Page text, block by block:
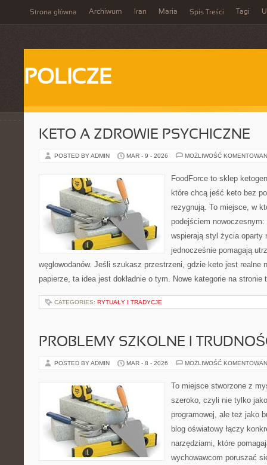
Strona główna Archiwum Iran Maria Spis Treści Tagi
POLICZE
KETO A ZDROWIE PSYCHICZNE
POSTED BY ADMIN MAR - 9 - 2026 MOŻLIWOŚĆ
FoodForce to sklep
które chcą jeść keto bez
rezygnują. To miejsce, w
podejściem
wspierają styl życia oparty
jednocześnie pomagają
węglowodanów. Jeśli szukasz przestrzeni, gdzie keto jest realne
papierze, ta idea jest dokładnie o tym. Nowe kategorie na
CATEGORIES: RYTUAŁY I TRADYCJE
PROBLEMY SZKOLNE I
POSTED BY ADMIN MAR - 8 - 2026 MOŻLIWOŚĆ
To miejsce stworzone z
szeroko, czyli nie tylko
programowej, ale też jako
blog oświatowy łączy
narzędziami, które
wychowawcom poruszać